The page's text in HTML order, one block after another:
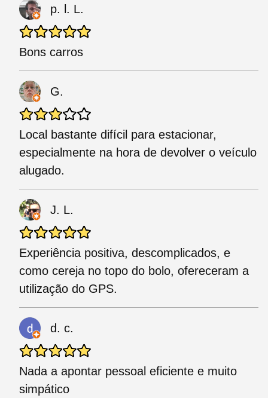
p. l. L.
Bons carros
G.
Local bastante difícil para estacionar,
especialmente na hora de devolver o veículo
alugado.
J. L.
Experiência positiva, descomplicados, e
como cereja no topo do bolo, ofereceram a
utilização do GPS.
d. c.
Nada a apontar pessoal eficiente e muito
simpático